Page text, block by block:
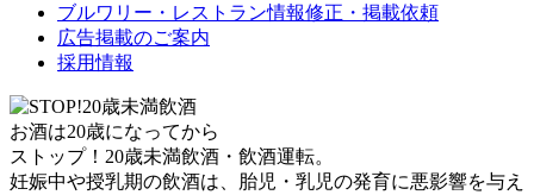
ブルワリー・レストラン情報修正・掲載依頼
広告掲載のご案内
採用情報
お酒は20歳になってから
ストップ！20歳未満飲酒・飲酒運転。
妊娠中や授乳期の飲酒は、胎児・乳児の発育に悪影響を与え